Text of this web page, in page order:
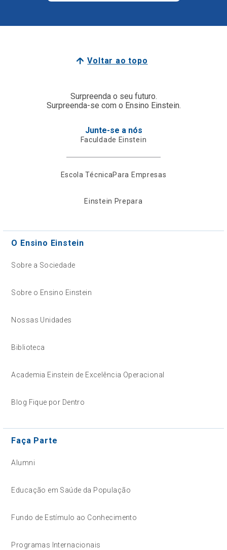
Voltar ao topo
Surpreenda o seu futuro.
Surpreenda-se com o Ensino Einstein.
Junte-se a nós
Faculdade Einstein
Escola TécnicaPara Empresas
Einstein Prepara
O Ensino Einstein
Sobre a Sociedade
Sobre o Ensino Einstein
Nossas Unidades
Biblioteca
Academia Einstein de Excelência Operacional
Blog Fique por Dentro
Faça Parte
Alumni
Educação em Saúde da População
Fundo de Estímulo ao Conhecimento
Programas Internacionais